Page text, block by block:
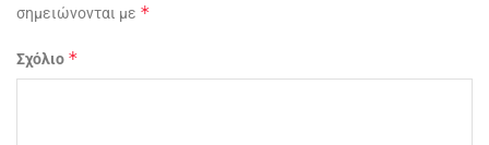
σημειώνονται με *
Σχόλιο *